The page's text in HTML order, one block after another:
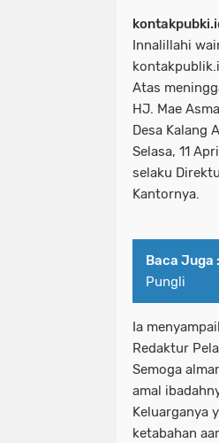
Innalillahi
Atas
HJ. Mae
Desa Kalang
Selasa, 11
selaku
Kantornya.
Baca Juga :
Pungli
Ia
Redaktur
Semoga
amal
Keluarganya
ketabahan